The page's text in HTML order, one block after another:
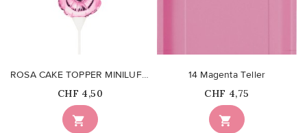

ROSA CAKE TOPPER MINILUFTBALLON ZIFFER 8
Price
CHF 4,50

14 Magenta Teller
Price
CHF 4,75